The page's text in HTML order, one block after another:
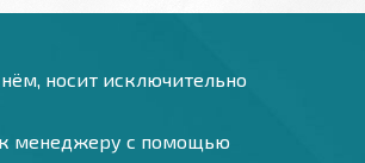
носит исключительно
к менеджеру с помощью